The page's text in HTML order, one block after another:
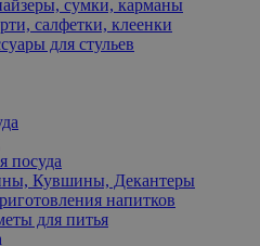
сумки, карманы
салфетки, клеенки
для стульев
посуда
Кувшины, Декантеры
напитков
для питья